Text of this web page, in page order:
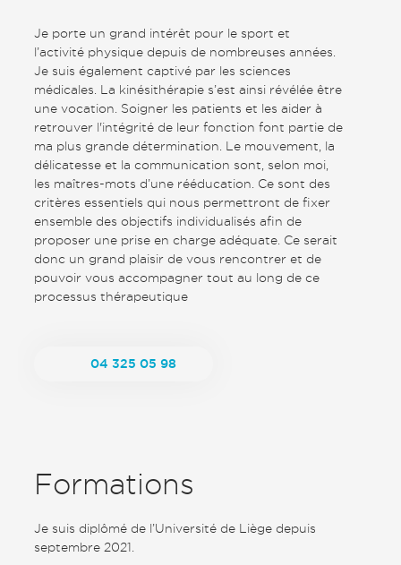
Je porte un grand intérêt pour le sport et
l’activité physique depuis de nombreuses années.
Je suis également captivé par les sciences
médicales. La kinésithérapie s’est ainsi révélée être
une vocation. Soigner les patients et les aider à
retrouver l'intégrité de leur fonction font partie de
ma plus grande détermination. Le mouvement, la
délicatesse et la communication sont, selon moi,
les maîtres-mots d’une rééducation. Ce sont des
critères essentiels qui nous permettront de fixer
ensemble des objectifs individualisés afin de
proposer une prise en charge adéquate. Ce serait
donc un grand plaisir de vous rencontrer et de
pouvoir vous accompagner tout au long de ce
processus thérapeutique
04 325 05 98
Formations
Je suis diplômé de l’Université de Liège depuis
septembre 2021.